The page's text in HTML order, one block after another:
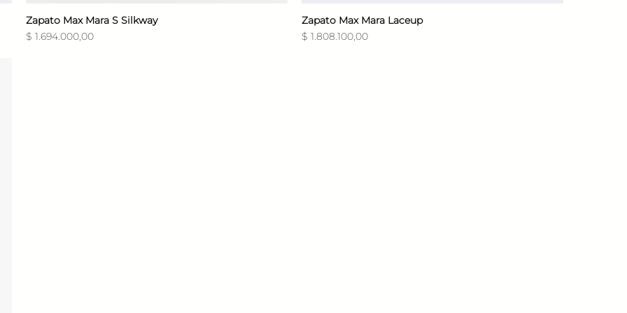
Vista rápida
Zapato Max Mara S Silkway
Precio
$ 1.694.000,00
Vista rápida
Zapato Max Mara Laceup
Precio
$ 1.808.100,00